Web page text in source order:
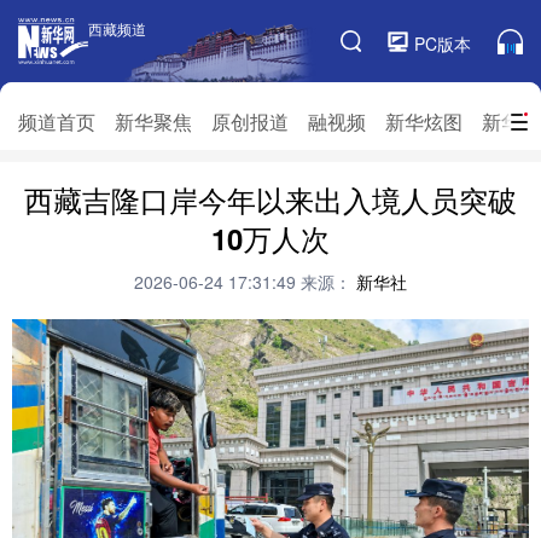
西藏频道
PC版本
频道首页 新华聚焦 原创报道 融视频 新华炫图 新华
西藏频道
频道栏目
频道首页 新华聚焦 原创报道
融视频
新华访谈 新华云直播
生态西藏 文化旅游
推广信息
西藏吉隆口岸今年以来出入境人员突破
10万人次
2026-06-24 17:31:49 来源： 新华社